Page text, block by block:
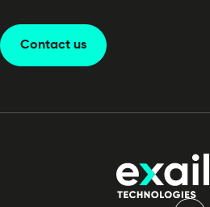
Contact us